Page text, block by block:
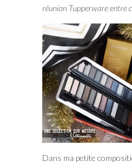
réunion Tupperware entre
Dans ma petite